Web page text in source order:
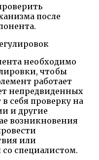
после
необходимо
чтобы
работает
непредвиденных
себя проверку на
и другие
возникновения
или
специалистом.